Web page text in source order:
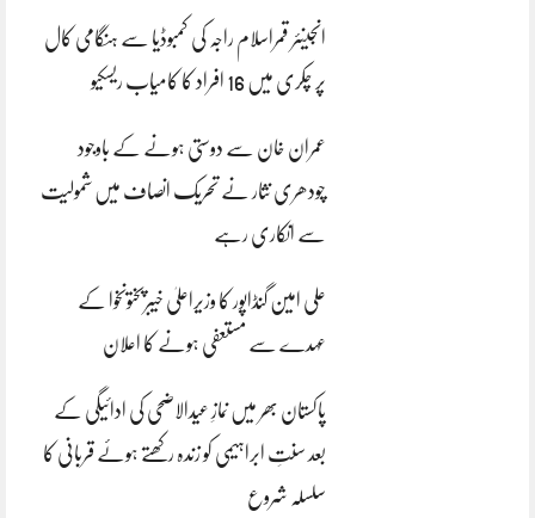
انجینئر قمراسلام راجہ کی کمبوڈیا سے ہنگامی کال
پر چکری میں 16 افراد کا کامیاب ریسکیو
عمران خان سے دوستی ہونے کے باوجود
چودھری نثار نے تحریک انصاف میں شمولیت
سے انکاری رہے
علی امین گنڈاپور کا وزیراعلیٰ خیبرپختونخوا کے
عہدے سے مستعفی ہونے کا اعلان
پاکستان بھر میں نمازِ عیدالاضحی کی ادائیگی کے
بعد سنتِ ابراہیمی کو زندہ رکھتے ہوئے قربانی کا
سلسلہ شروع